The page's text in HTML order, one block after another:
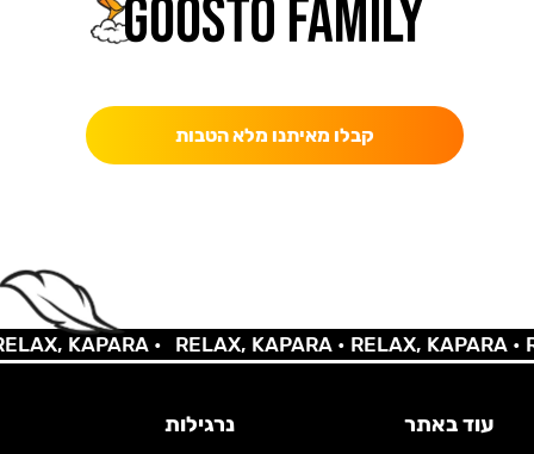
קבלו מאיתנו מלא הטבות
KAPARA • RELAX, KAPARA •RELAX, KAPARA •
עוד באתר נרגילות